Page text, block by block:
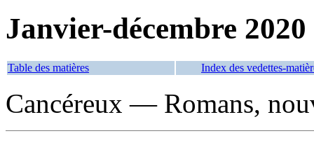
Janvier-décembre 2020
Table des matières Index des vedettes-
Cancéreux — Romans,